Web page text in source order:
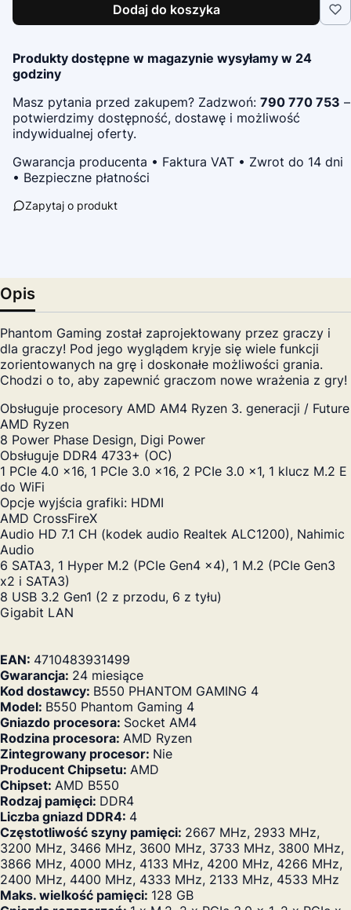
Dodaj do koszyka
Produkty dostępne w magazynie wysyłamy w 24
godziny
Masz pytania przed zakupem? Zadzwoń: 790 770 753 –
potwierdzimy dostępność, dostawę i możliwość
indywidualnej oferty.
Gwarancja producenta • Faktura VAT • Zwrot do 14 dni
• Bezpieczne płatności
Zapytaj o produkt
Opis
Phantom Gaming został zaprojektowany przez graczy i
dla graczy! Pod jego wyglądem kryje się wiele funkcji
zorientowanych na grę i doskonałe możliwości grania.
Chodzi o to, aby zapewnić graczom nowe wrażenia z gry!
Obsługuje procesory AMD AM4 Ryzen 3. generacji / Future
AMD Ryzen
8 Power Phase Design, Digi Power
Obsługuje DDR4 4733+ (OC)
1 PCIe 4.0 x16, 1 PCIe 3.0 x16, 2 PCIe 3.0 x1, 1 klucz M.2 E
do WiFi
Opcje wyjścia grafiki: HDMI
AMD CrossFireX
Audio HD 7.1 CH (kodek audio Realtek ALC1200), Nahimic
Audio
6 SATA3, 1 Hyper M.2 (PCIe Gen4 x4), 1 M.2 (PCIe Gen3
x2 i SATA3)
8 USB 3.2 Gen1 (2 z przodu, 6 z tyłu)
Gigabit LAN
EAN: 4710483931499
Gwarancja: 24 miesiące
Kod dostawcy: B550 PHANTOM GAMING 4
Model: B550 Phantom Gaming 4
Gniazdo procesora: Socket AM4
Rodzina procesora: AMD Ryzen
Zintegrowany procesor: Nie
Producent Chipsetu: AMD
Chipset: AMD B550
Rodzaj pamięci: DDR4
Liczba gniazd DDR4: 4
Częstotliwość szyny pamięci: 2667 MHz, 2933 MHz,
3200 MHz, 3466 MHz, 3600 MHz, 3733 MHz, 3800 MHz,
3866 MHz, 4000 MHz, 4133 MHz, 4200 MHz, 4266 MHz,
2400 MHz, 4400 MHz, 4333 MHz, 2133 MHz, 4533 MHz
Maks. wielkość pamięci: 128 GB